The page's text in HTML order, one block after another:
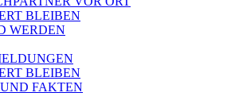
BLEIBEN
WERDEN
BLEIBEN
FAKTEN